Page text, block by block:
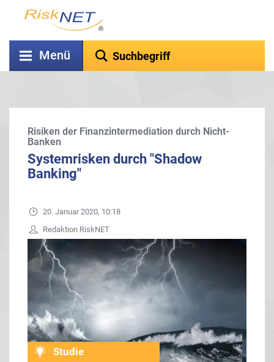
Menü
Risiken der Finanzintermediation durch Nicht-
Banken
Systemrisken durch "Shadow
Banking"
20. Januar 2020, 10:18
Redaktion RiskNET
Studie